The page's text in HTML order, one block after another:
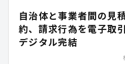
自治体と事業者間の見
約、請求行為を電子取
デジタル完結